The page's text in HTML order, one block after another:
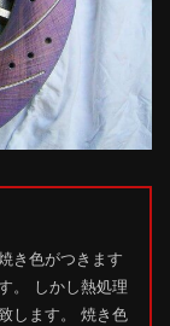
き色がつきます
。 しかし熱処理
します。 焼き色